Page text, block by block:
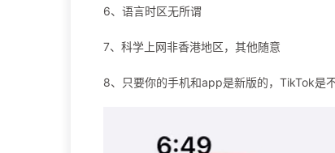
6、语言时区无所谓
7、科学上网非香港地区，其他随意
8、只要你的手机和app是新版的，TikTok是